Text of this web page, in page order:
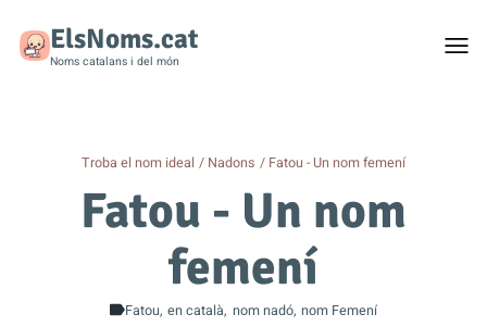
ElsNoms.cat
Noms catalans i del món
Troba el nom ideal Nadons Fatou - Un nom femení
Fatou - Un nom
femení
Fatou en català nom nadó nom Femení